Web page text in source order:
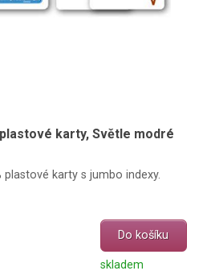
karty, Světle modré
plastové karty s jumbo indexy.
Do košíku
skladem